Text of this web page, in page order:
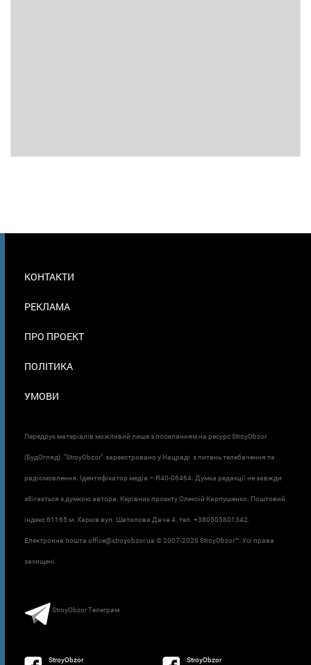
В
КОНТАКТИ
РЕКЛАМА
ПРО ПРОЕКТ
ПОЛІТИКА
УМОВИ
Передрук матеріалів можливий лише з посиланням на ресурс StroyObzor
(БудОгляд). "StroyObzor" зареєстровано у Нацраді з питань телебачення та
радіомовлення. Ідентифікатор медіа – R40-06464. Думка редакції не завжди
збігається з думкою автора. Керівник проєкту Олексій Карпушенко. Поштовий
індекс 61165 м. Харків вул. Шатилова Дача 4. тел. +380505801342.
Електронна пошта office@stroyobzor.ua © 2007-2026 StroyObzor™. Усі права
захищені.
StroyObzor Телеграм
StroyObzor StroyObzor